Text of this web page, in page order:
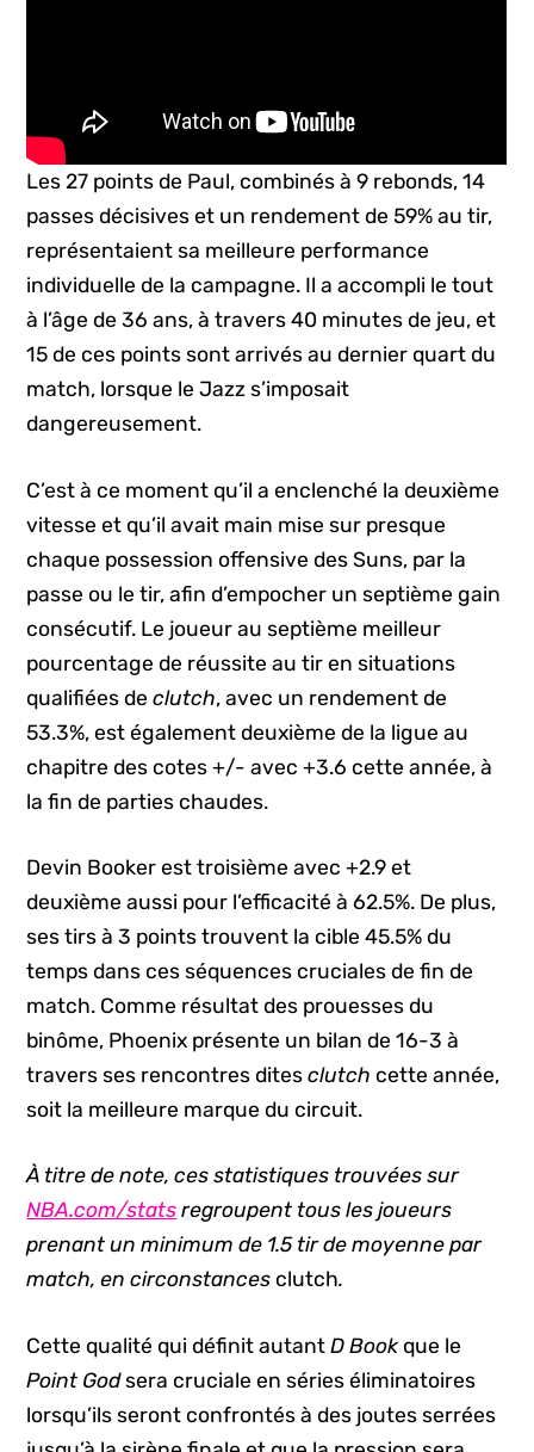
Les 27 points de Paul, combinés à 9 rebonds, 14
passes décisives et un rendement de 59% au tir,
représentaient sa meilleure performance
individuelle de la campagne. Il a accompli le tout
à l’âge de 36 ans, à travers 40 minutes de jeu, et
15 de ces points sont arrivés au dernier quart du
match, lorsque le Jazz s’imposait
dangereusement.
C’est à ce moment qu’il a enclenché la deuxième
vitesse et qu’il avait main mise sur presque
chaque possession offensive des Suns, par la
passe ou le tir, afin d’empocher un septième gain
consécutif. Le joueur au septième meilleur
pourcentage de réussite au tir en situations
qualifiées declutch, avec un rendement de
53.3%, est également deuxième de la ligue au
chapitre des cotes +/- avec +3.6 cette année, à
la fin de parties chaudes.
Devin Booker est troisième avec +2.9 et
deuxième aussi pour l’efficacité à 62.5%. De plus,
ses tirs à 3 points trouvent la cible 45.5% du
temps dans ces séquences cruciales de fin de
match. Comme résultat des prouesses du
binôme, Phoenix présente un bilan de 16-3 à
travers ses rencontres ditesclutch cette année,
soit la meilleure marque du circuit.
À titre de note, ces statistiques trouvées sur
NBA.com/stats regroupent tous les joueurs
prenant un minimum de 1.5 tir de moyenne par
match, en circonstancesclutch.
Cette qualité qui définit autantD Book que le
Point Godsera cruciale en séries éliminatoires
lorsqu’ils seront confrontés à des joutes serrées